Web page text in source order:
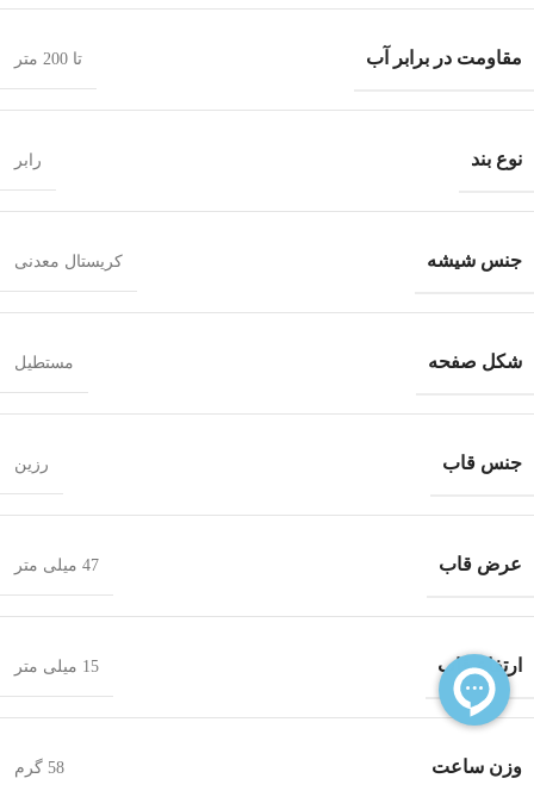
مقاومت در برابر آب تا 200 متر
نوع بند رابر
جنس شیشه کریستال معدنی
شکل صفحه مستطیل
جنس قاب رزین
عرض قاب 47 میلی متر
ارتفاع قاب 15 میلی متر
وزن ساعت 58 گرم